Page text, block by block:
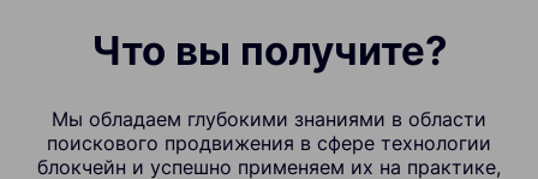
Что вы получите?
Мы обладаем глубокими знаниями в области
поискового продвижения в сфере технологии
блокчейн и успешно применяем их на практике,